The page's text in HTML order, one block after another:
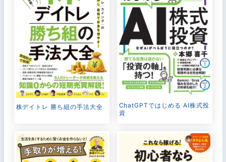
株デイトレ 勝ち組の手法大全
ChatGPTではじめる AI株式投
資